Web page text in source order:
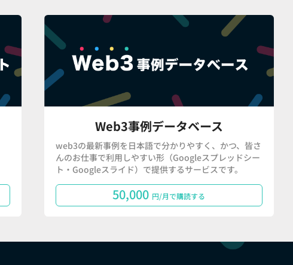
Web3事例データベース
web3の最新事例を日本語で分かりやすく、かつ、皆さ
んのお仕事で利用しやすい形（Googleスプレッドシー
ト・Googleスライド）で提供するサービスです。
50,000 円/月で購読する